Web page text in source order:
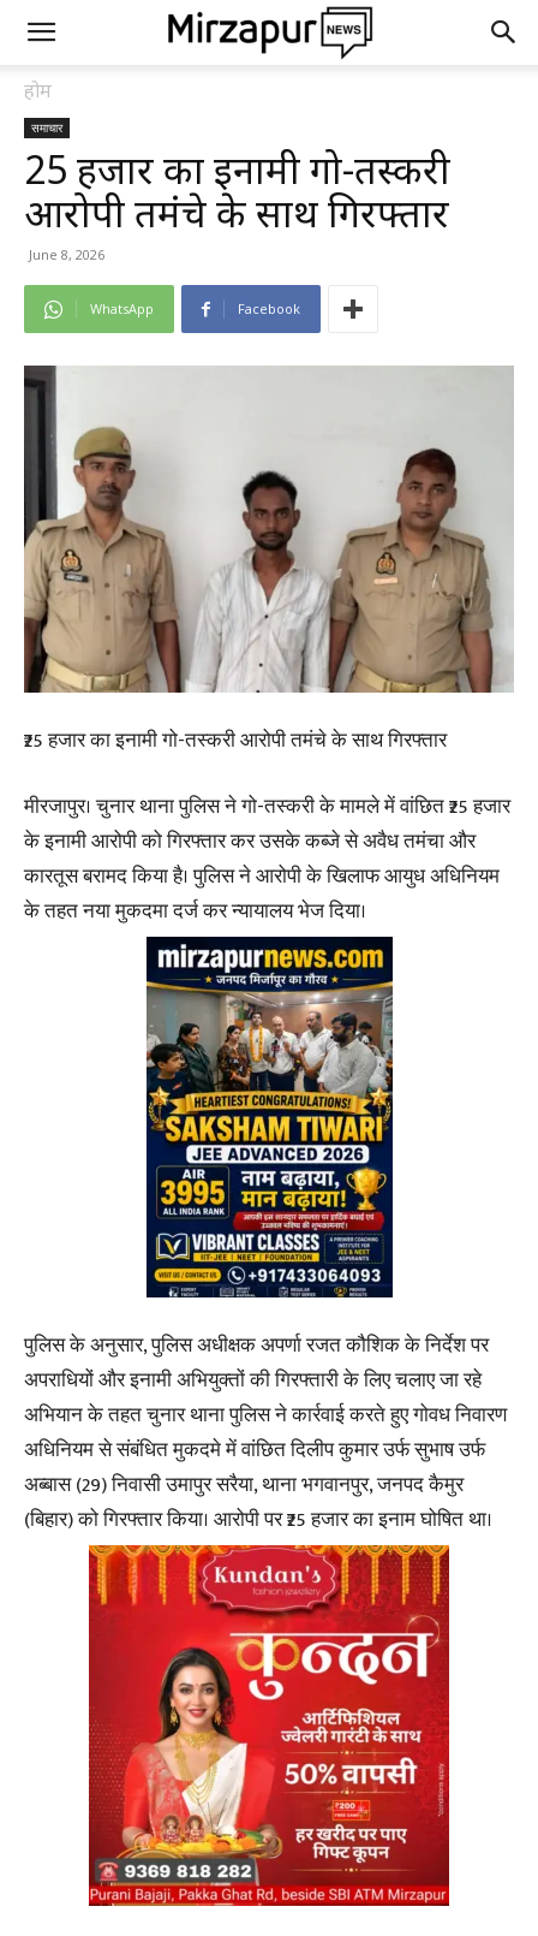
होम
समाचार
₹25 हजार का इनामी गो-तस्करी
आरोपी तमंचे के साथ गिरफ्तार
June 8, 2026
WhatsApp Facebook
₹25 हजार का इनामी गो-तस्करी आरोपी तमंचे के साथ गिरफ्तार
मीरजापुर। चुनार थाना पुलिस ने गो-तस्करी के मामले में वांछित ₹25 हजार
के इनामी आरोपी को गिरफ्तार कर उसके कब्जे से अवैध तमंचा और
कारतूस बरामद किया है। पुलिस ने आरोपी के खिलाफ आयुध अधिनियम
के तहत नया मुकदमा दर्ज कर न्यायालय भेज दिया।
पुलिस के अनुसार, पुलिस अधीक्षक अपर्णा रजत कौशिक के निर्देश पर
अपराधियों और इनामी अभियुक्तों की गिरफ्तारी के लिए चलाए जा रहे
अभियान के तहत चुनार थाना पुलिस ने कार्रवाई करते हुए गोवध निवारण
अधिनियम से संबंधित मुकदमे में वांछित दिलीप कुमार उर्फ सुभाष उर्फ
अब्बास (29) निवासी उमापुर सरैया, थाना भगवानपुर, जनपद कैमुर
(बिहार) को गिरफ्तार किया। आरोपी पर ₹25 हजार का इनाम घोषित था।